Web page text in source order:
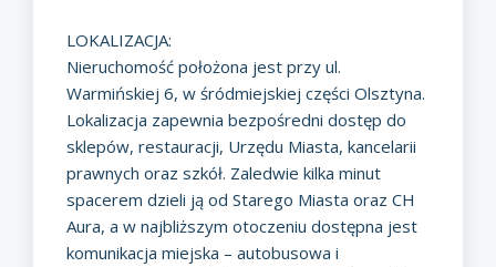
LOKALIZACJA:
Nieruchomość położona jest przy ul.
Warmińskiej 6, w śródmiejskiej części Olsztyna.
Lokalizacja zapewnia bezpośredni dostęp do
sklepów, restauracji, Urzędu Miasta, kancelarii
prawnych oraz szkół. Zaledwie kilka minut
spacerem dzieli ją od Starego Miasta oraz CH
Aura, a w najbliższym otoczeniu dostępna jest
komunikacja miejska – autobusowa i